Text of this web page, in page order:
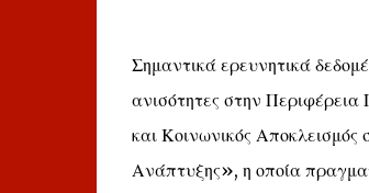
Σημαντικά ερευνητικά
ανισότητες στην
και Κοινωνικός
Ανάπτυξης», η οποία